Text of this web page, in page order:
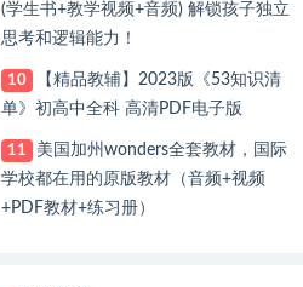
(学生书+教学视频+音频) 解锁孩子独立
思考和逻辑能力！
10
【精品教辅】2023版《53知识清
单》初高中全科 高清PDF电子版
11
美国加州wonders全套教材，国际
学校都在用的原版教材（音频+视频
+PDF教材+练习册）